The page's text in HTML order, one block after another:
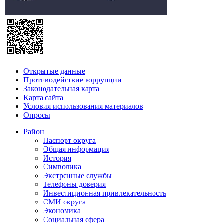
Открытые данные
Противодействие коррупции
Законодательная карта
Карта сайта
Условия использования материалов
Опросы
Район
Паспорт округа
Общая информация
История
Символика
Экстренные службы
Телефоны доверия
Инвестиционная привлекательность
СМИ округа
Экономика
Социальная сфера